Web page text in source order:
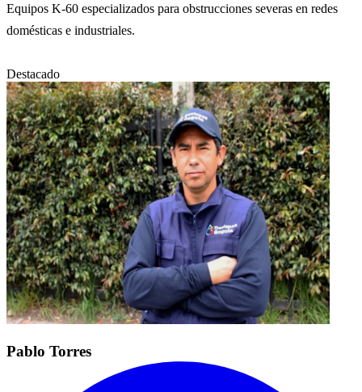
Equipos K-60 especializados para obstrucciones severas en redes
domésticas e industriales.
Destacado
Pablo Torres